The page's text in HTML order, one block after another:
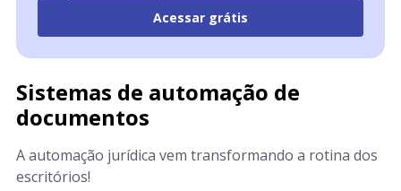
Acessar grátis
Sistemas de automação de
documentos
A automação jurídica vem transformando a rotina dos
escritórios!